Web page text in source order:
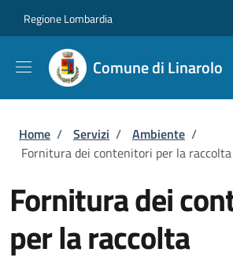
Regione Lombardia
Comune di Linarolo
Briciole di pane
Home / Servizi / Ambiente /
Fornitura dei contenitori per la
Fornitura dei
per la raccolta